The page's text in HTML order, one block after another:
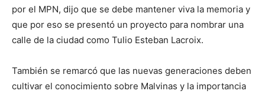
por el MPN, dijo que se debe mantener viva la memoria y
que por eso se presentó un proyecto para nombrar una
calle de la ciudad como Tulio Esteban Lacroix.
También se remarcó que las nuevas generaciones deben
cultivar el conocimiento sobre Malvinas y la importancia